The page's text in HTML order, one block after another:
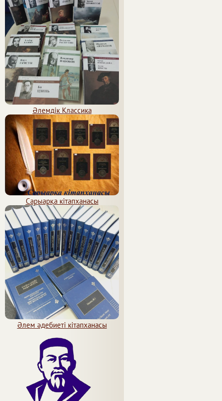
Әлемдік Классика
Сарыарқа кітапханасы
Әлем әдебиеті кітапханасы